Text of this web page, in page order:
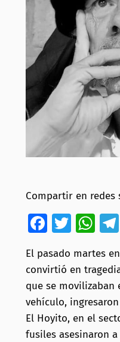
Compartir en redes
El pasado martes
convirtió en
que se movilizaban
vehículo,
El Hoyito, en el
fusiles asesinaron